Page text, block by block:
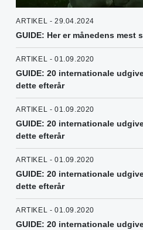
ARTIKEL - 29.04.2024
GUIDE: Her er månedens
ARTIKEL - 01.09.2020
GUIDE: 20 internationale
dette efterår
ARTIKEL - 01.09.2020
GUIDE: 20 internationale
dette efterår
ARTIKEL - 01.09.2020
GUIDE: 20 internationale
dette efterår
ARTIKEL - 01.09.2020
GUIDE: 20 internationale